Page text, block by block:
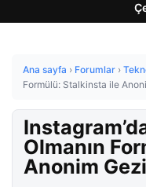
Ana sayfa › Forumlar ›
Formülü: Stalkinsta ile
Olmanın
Anonim